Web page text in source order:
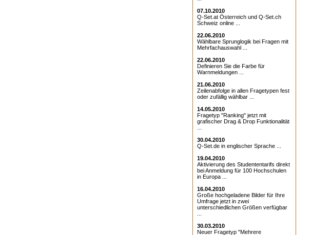
07.10.2010
Q-Set.at Österreich und Q-Set.ch
Schweiz online ...
22.06.2010
Wählbare Sprunglogik bei Fragen mit
Mehrfachauswahl ...
22.06.2010
Definieren Sie die Farbe für
Warnmeldungen ...
21.06.2010
Zeilenabfolge in allen Fragetypen fest
oder zufällig wählbar ...
14.05.2010
Fragetyp "Ranking" jetzt mit
grafischer Drag & Drop Funktionalität
30.04.2010
Q-Set.de in englischer Sprache ...
19.04.2010
Aktivierung des Studententarifs direkt
bei Anmeldung für 100 Hochschulen
in Europa ...
16.04.2010
Große hochgeladene Bilder für Ihre
Umfrage jetzt in zwei
unterschiedlichen Größen verfügbar
30.03.2010
Neuer Fragetyp "Mehrere